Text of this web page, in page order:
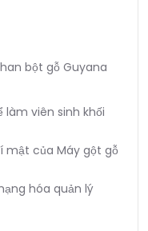
bột gỗ Guyana
làm viên sinh khối
mật của Máy gột gỗ
hóa quản lý